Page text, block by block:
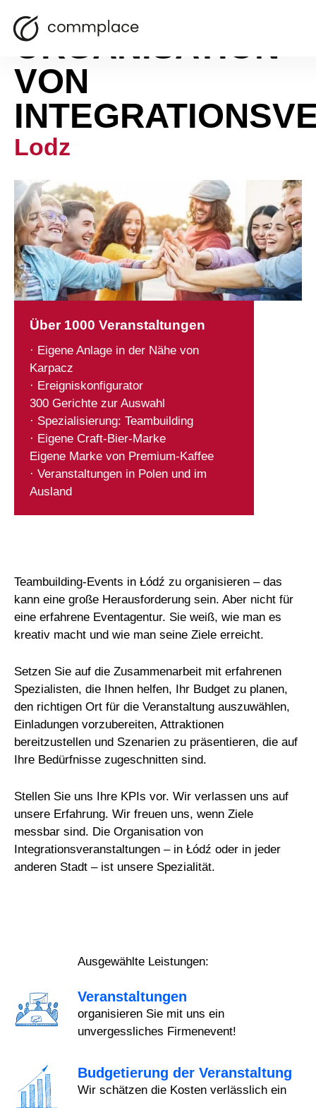
ORGANISATION
VON
Lodz
Über 1000 Veranstaltungen
· Eigene Anlage in der Nähe von
Karpacz
· Ereigniskonfigurator
300 Gerichte zur Auswahl
· Spezialisierung: Teambuilding
· Eigene Craft-Bier-Marke
Eigene Marke von Premium-Kaffee
· Veranstaltungen in Polen und im
Ausland
Teambuilding-Events in Łódź zu organisieren – das
kann eine große Herausforderung sein. Aber nicht für
eine erfahrene Eventagentur. Sie weiß, wie man es
kreativ macht und wie man seine Ziele erreicht.
Setzen Sie auf die Zusammenarbeit mit erfahrenen
Spezialisten, die Ihnen helfen, Ihr Budget zu planen,
den richtigen Ort für die Veranstaltung auszuwählen,
Einladungen vorzubereiten, Attraktionen
bereitzustellen und Szenarien zu präsentieren, die auf
Ihre Bedürfnisse zugeschnitten sind.
Stellen Sie uns Ihre KPIs vor. Wir verlassen uns auf
unsere Erfahrung. Wir freuen uns, wenn Ziele
messbar sind. Die Organisation von
Integrationsveranstaltungen – in Łódź oder in jeder
anderen Stadt – ist unsere Spezialität.
Ausgewählte Leistungen:
Veranstaltungen
organisieren Sie mit uns ein
unvergessliches Firmenevent!
Budgetierung der Veranstaltung
Wir schätzen die Kosten verlässlich ein